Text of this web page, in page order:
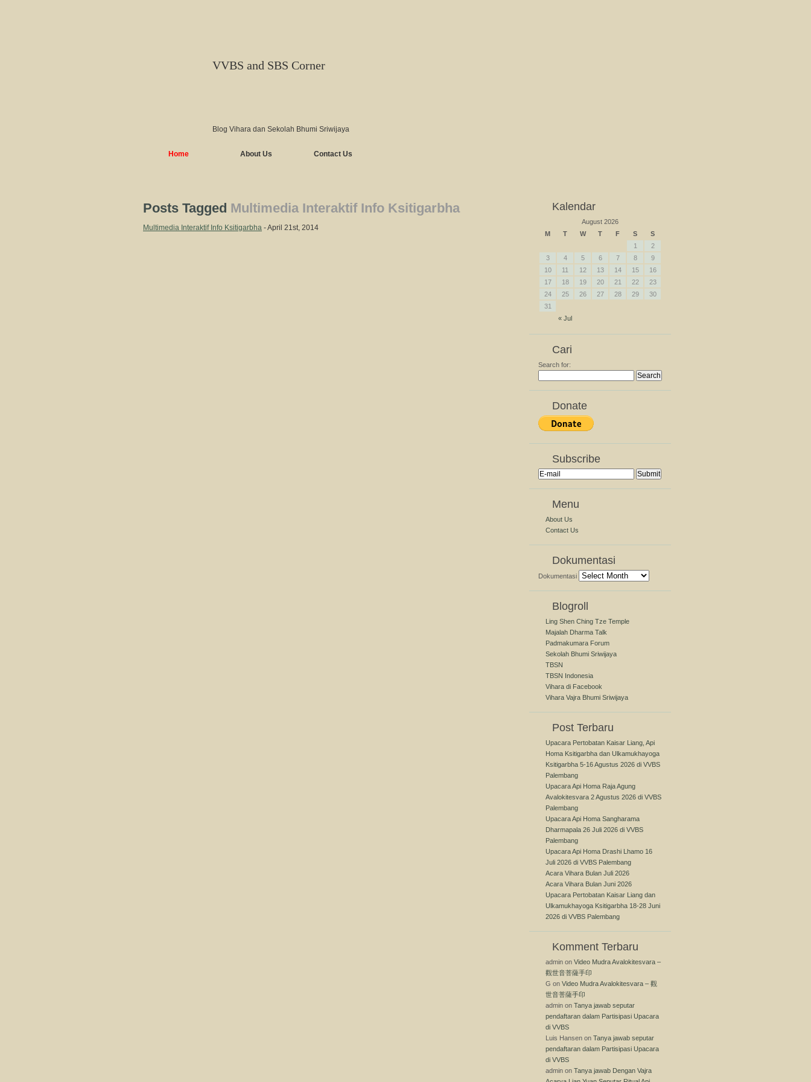
VVBS and SBS Corner
Blog Vihara dan Sekolah Bhumi Sriwijaya
Home About Us Contact Us
Posts Tagged Multimedia Interaktif Info Ksitigarbha
Multimedia Interaktif Info Ksitigarbha - April 21st, 2014
Kalendar
August 2026
M
T W T F S S
« Jul
1
2
3
4 5 6 7 8
9
10
11 12 13 14 15
16
17
18 19 20 21 22
23
24
25 26 27 28 29
30
31
Cari
Search for:
Donate
Subscribe
Menu
About Us
Contact Us
Dokumentasi
Dokumentasi
Blogroll
Ling Shen Ching Tze Temple
Majalah Dharma Talk
Padmakumara Forum
Sekolah Bhumi Sriwijaya
TBSN
TBSN Indonesia
Vihara di Facebook
Vihara Vajra Bhumi Sriwijaya
Post Terbaru
Upacara Pertobatan Kaisar Liang, Api
Homa Ksitigarbha dan Ulkamukhayoga
Ksitigarbha 5-16 Agustus 2026 di VVBS
Palembang
Upacara Api Homa Raja Agung
Avalokitesvara 2 Agustus 2026 di VVBS
Palembang
Upacara Api Homa Sangharama
Dharmapala 26 Juli 2026 di VVBS
Palembang
Upacara Api Homa Drashi Lhamo 16
Juli 2026 di VVBS Palembang
Acara Vihara Bulan Juli 2026
Acara Vihara Bulan Juni 2026
Upacara Pertobatan Kaisar Liang dan
Ulkamukhayoga Ksitigarbha 18-28 Juni
2026 di VVBS Palembang
Komment Terbaru
admin on Video Mudra Avalokitesvara –
觀世音菩薩手印
G on Video Mudra Avalokitesvara – 觀
世音菩薩手印
admin on Tanya jawab seputar
pendaftaran dalam Partisipasi Upacara
di VVBS
Luis Hansen on Tanya jawab seputar
pendaftaran dalam Partisipasi Upacara
di VVBS
admin on Tanya jawab Dengan Vajra